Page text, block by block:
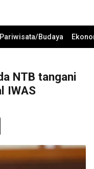
Pariwisata/Budaya
NTB tangani
IWAS